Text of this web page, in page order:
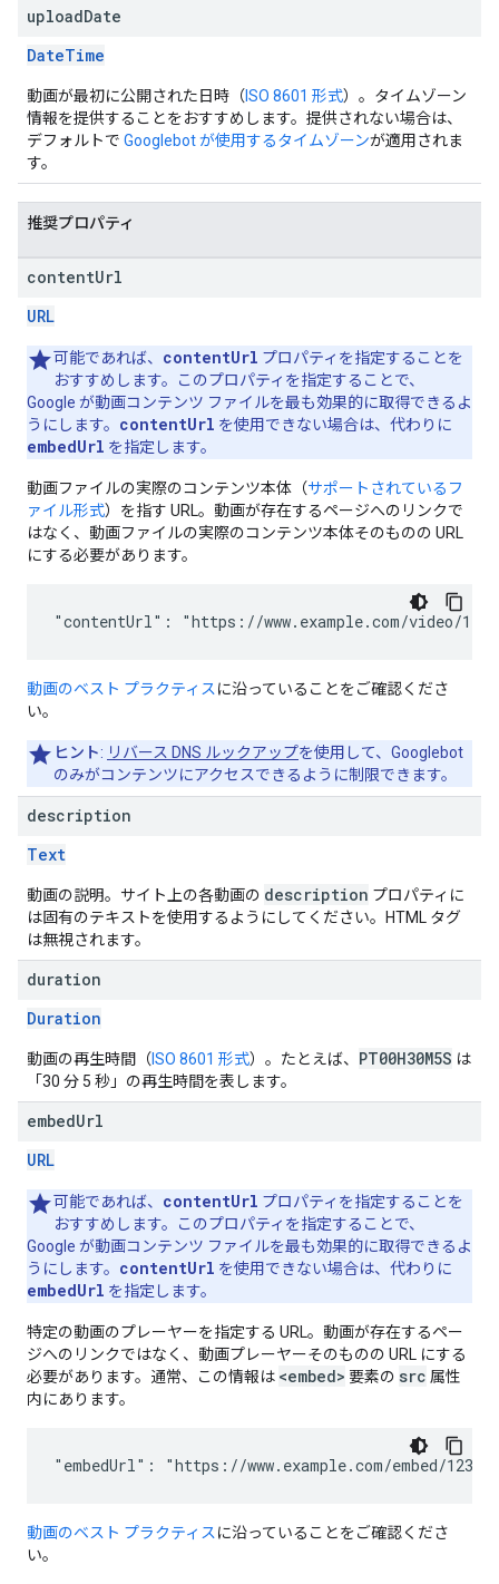
uploadDate
DateTime
動画が最初に公開された日時（ISO 8601 形式）。タイムゾーン
情報を提供することをおすすめします。提供されない場合は、
デフォルトで Googlebot が使用するタイムゾーンが適用されま
す。
推奨プロパティ
contentUrl
URL
可能であれば、 contentUrl プロパティを指定することを
おすすめします。このプロパティを指定することで、
Google が動画コンテンツ ファイルを最も効果的に取得できるよ
うにします。 contentUrl を使用できない場合は、代わりに
embedUrl を指定します。
動画ファイルの実際のコンテンツ本体（サポートされているフ
ァイル形式）を指す URL。動画が存在するページへのリンクで
はなく、動画ファイルの実際のコンテンツ本体そのものの URL
にする必要があります。
"contentUrl": "https://www.example.com/video/
動画のベスト プラクティス に沿っていることをご確認くださ
い。
ヒント: リバース DNS ルックアップを使用して、Googlebot
のみがコンテンツにアクセスできるように制限できます。
description
Text
動画の説明。サイト上の各動画の description プロパティに
は固有のテキストを使用するようにしてください。HTML タグ
は無視されます。
duration
Duration
動画の再生時間（ISO 8601 形式）。たとえば、 PT00H30M5S は
「30 分 5 秒」の再生時間を表します。
embedUrl
URL
可能であれば、 contentUrl プロパティを指定することを
おすすめします。このプロパティを指定することで、
Google が動画コンテンツ ファイルを最も効果的に取得できるよ
うにします。 contentUrl を使用できない場合は、代わりに
embedUrl を指定します。
特定の動画のプレーヤーを指定する URL。動画が存在するペー
ジへのリンクではなく、動画プレーヤーそのものの URL にする
必要があります。通常、この情報は <embed> 要素の src 属性
内にあります。
"embedUrl": "https://www.example.com/embed/123"
動画のベスト プラクティス に沿っていることをご確認くださ
い。